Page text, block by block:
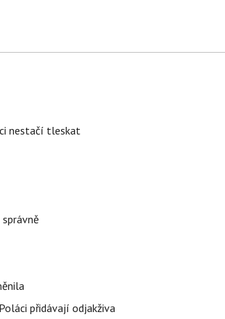
nestačí tleskat
přidávají odjakživa